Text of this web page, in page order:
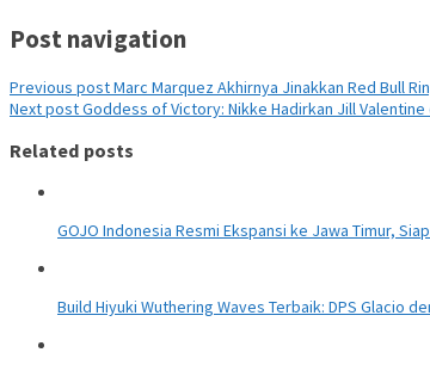
Post navigation
Previous postMarc Marquez Akhirnya Jinakkan Red Bull
Next postGoddess of Victory: Nikke Hadirkan Jill
Related posts
GOJO Indonesia Resmi Ekspansi ke Jawa Timur,
Build Hiyuki Wuthering Waves Terbaik: DPS Glacio